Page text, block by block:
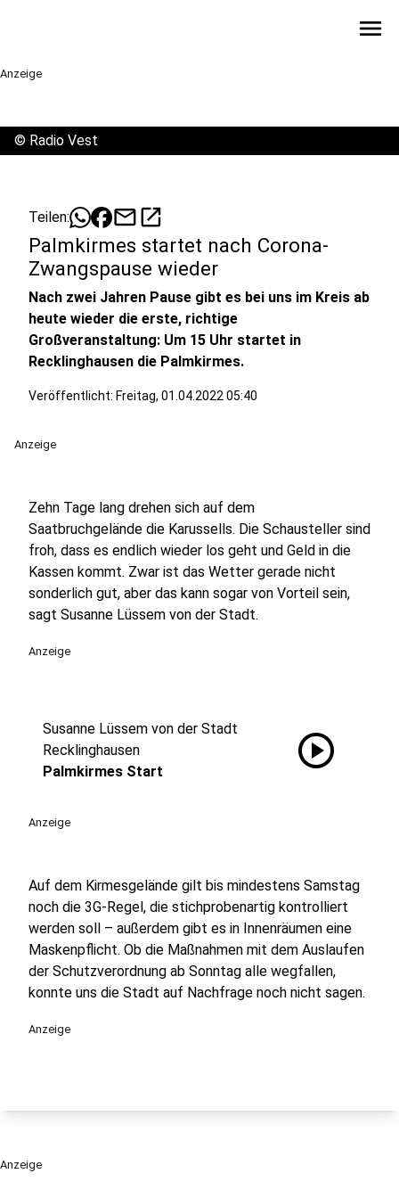
menu
Anzeige
© Radio Vest
Teilen: mailopen_in_new
Palmkirmes startet nach Corona-
Zwangspause wieder
Nach zwei Jahren Pause gibt es bei uns im Kreis ab
heute wieder die erste, richtige
Großveranstaltung: Um 15 Uhr startet in
Recklinghausen die Palmkirmes.
Veröffentlicht: Freitag, 01.04.2022 05:40
Anzeige
Zehn Tage lang drehen sich auf dem
Saatbruchgelände die Karussells. Die Schausteller sind
froh, dass es endlich wieder los geht und Geld in die
Kassen kommt. Zwar ist das Wetter gerade nicht
sonderlich gut, aber das kann sogar von Vorteil sein,
sagt Susanne Lüssem von der Stadt.
Anzeige
Susanne Lüssem von der Stadt
Recklinghausen
Palmkirmes Start
play_circle
Anzeige
Auf dem Kirmesgelände gilt bis mindestens Samstag
noch die 3G-Regel, die stichprobenartig kontrolliert
werden soll – außerdem gibt es in Innenräumen eine
Maskenpflicht. Ob die Maßnahmen mit dem Auslaufen
der Schutzverordnung ab Sonntag alle wegfallen,
konnte uns die Stadt auf Nachfrage noch nicht sagen.
Anzeige
Anzeige